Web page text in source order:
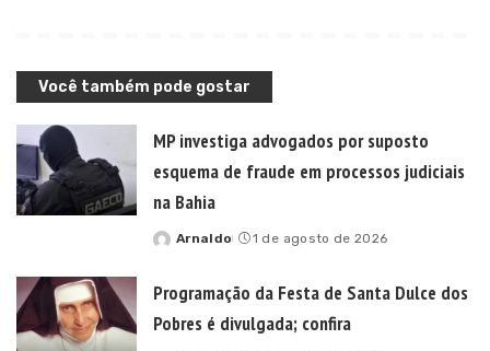
Você também pode gostar
MP investiga advogados por suposto
esquema de fraude em processos judiciais
na Bahia
Posted
Arnaldo 1 de agosto de 2026
Programação da Festa de Santa Dulce dos
Pobres é divulgada; confira